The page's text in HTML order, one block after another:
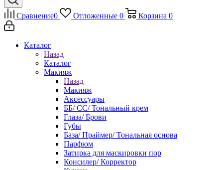
Сравнение0 Отложенные 0 Корзина 0
Каталог
Назад
Каталог
Макияж
Назад
Макияж
Аксессуары
ББ/ СС/ Тональный крем
Глаза/ Брови
Губы
База/ Праймер/ Тональная основа
Парфюм
Затирка для маскировки пор
Консилер/ Корректор